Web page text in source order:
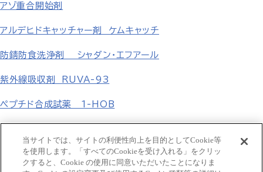
アゾ重合開始剤
アルデヒドキャッチャー剤 ケムキャッチ
防錆防食洗浄剤 シャダン・エフアール
紫外線吸収剤 RUVA-93
ペプチド合成試薬 1-HOB
フェニル誘導体 p-置換フェニル誘導体
当サイトでは、サイトの利便性向上を目的としてCookie等
を使用します。「すべてのCookieを受け入れる」をクリッ
クすると、Cookie の使用に同意いただいたことになりま